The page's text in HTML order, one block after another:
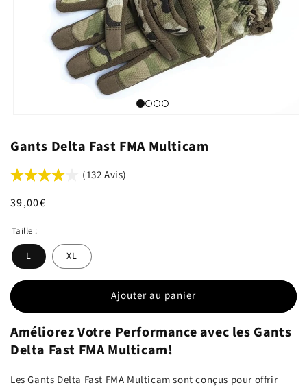
Gants Delta Fast FMA Multicam
(132 Avis)
Prix
39,00€
Taille :
L XL
Ajouter au panier
Améliorez Votre Performance avec les Gants
Delta Fast FMA Multicam!
Les Gants Delta Fast FMA Multicam sont conçus pour offrir